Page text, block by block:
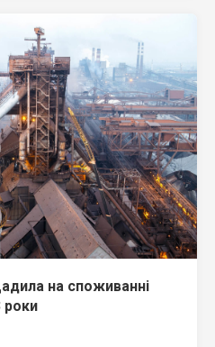
на споживанні
роки